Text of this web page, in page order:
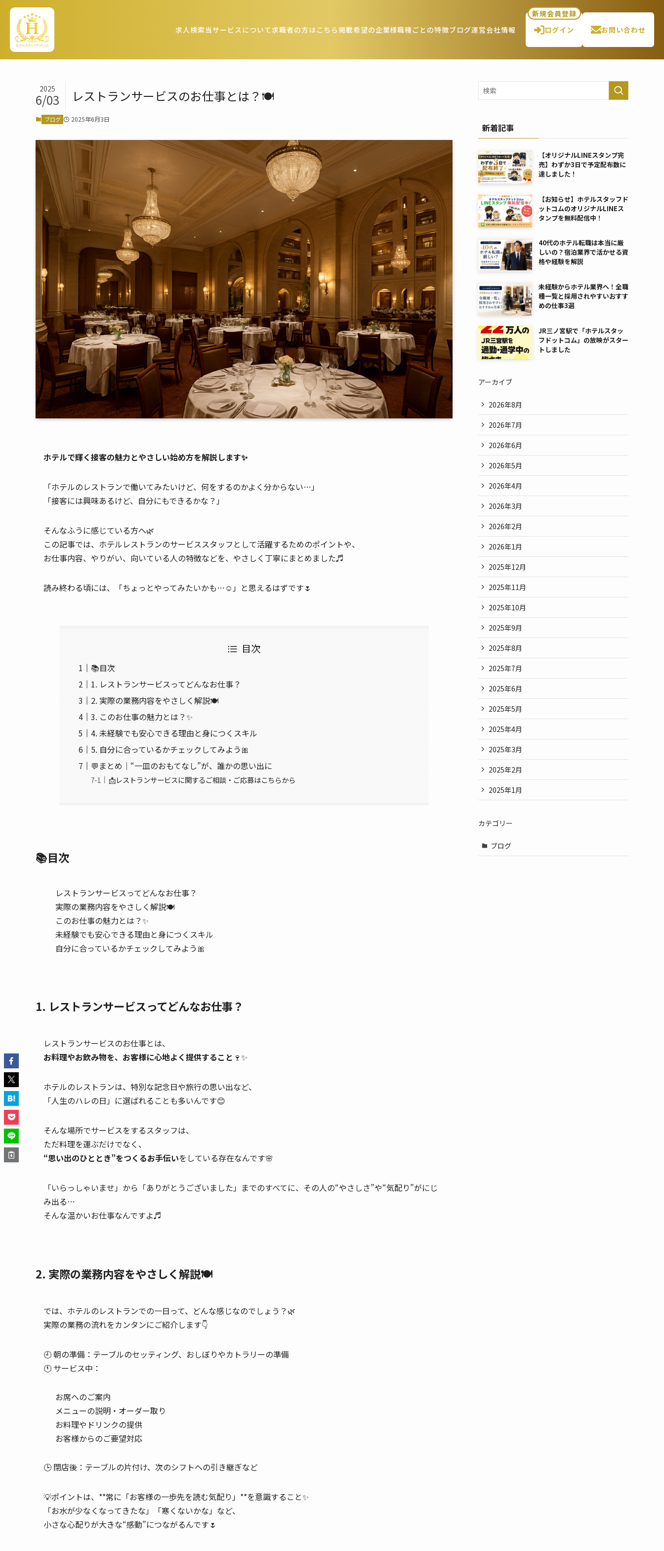
求人検索当サービスについて求職者の方はこちら 掲載希望の企業様職種ごとの特徴ブログ運営会社情報
新規会員登録
ログイン
お問い合わせ
レストランサービスのお仕事とは？🍽
2025
6/03
ブログ 2025年6月3日
ホテルで輝く接客の魅力とやさしい始め方を解説します✨
「ホテルのレストランで働いてみたいけど、何をするのかよく分からない…」
「接客には興味あるけど、自分にもできるかな？」
そんなふうに感じている方へ🌿
この記事では、ホテルレストランのサービススタッフとして活躍するためのポイントや、
お仕事内容、やりがい、向いている人の特徴などを、やさしく丁寧にまとめました♬
読み終わる頃には、「ちょっとやってみたいかも…☺️」と思えるはずです🌷
目次
📚目次
1. レストランサービスってどんなお仕事？
2. 実際の業務内容をやさしく解説🍽
3. このお仕事の魅力とは？✨
4. 未経験でも安心できる理由と身につくスキル
5. 自分に合っているかチェックしてみよう🎀
💬まとめ｜“一皿のおもてなし”が、誰かの思い出に
📩レストランサービスに関するご相談・ご応募はこちらから
📚目次
レストランサービスってどんなお仕事？
実際の業務内容をやさしく解説🍽
このお仕事の魅力とは？✨
未経験でも安心できる理由と身につくスキル
自分に合っているかチェックしてみよう🎀
1. レストランサービスってどんなお仕事？
レストランサービスのお仕事とは、
お料理やお飲み物を、お客様に心地よく提供すること 🍷✨
ホテルのレストランは、特別な記念日や旅行の思い出など、
「人生のハレの日」に選ばれることも多いんです😊
そんな場所でサービスをするスタッフは、
ただ料理を運ぶだけでなく、
“思い出のひととき”をつくるお手伝いをしている存在なんです🌸
「いらっしゃいませ」から「ありがとうございました」までのすべてに、その人の“やさしさ”や“気配り”がにじ
み出る…
そんな温かいお仕事なんですよ♬
2. 実際の業務内容をやさしく解説🍽
では、ホテルのレストランでの一日って、どんな感じなのでしょう？🌿
実際の業務の流れをカンタンにご紹介します👇
🕘 朝の準備：テーブルのセッティング、おしぼりやカトラリーの準備
🕚 サービス中：
お席へのご案内
メニューの説明・オーダー取り
お料理やドリンクの提供
お客様からのご要望対応
🕒 閉店後：テーブルの片付け、次のシフトへの引き継ぎなど
💡ポイントは、**常に「お客様の一歩先を読む気配り」**を意識すること✨
「お水が少なくなってきたな」「寒くないかな」など、
小さな心配りが大きな“感動”につながるんです🌷
新着記事
【オリジナルLINEスタンプ完
売】わずか3日で予定配布数に
達しました！
【お知らせ】ホテルスタッフド
ットコムのオリジナルLINEス
タンプを無料配信中！
40代のホテル転職は本当に厳
しいの？宿泊業界で活かせる資
格や経験を解説
未経験からホテル業界へ！全職
種一覧と採用されやすいおすす
めの仕事3選
JR三ノ宮駅で「ホテルスタッ
フドットコム」の放映がスター
トしました
アーカイブ
2026年8月
2026年7月
2026年6月
2026年5月
2026年4月
2026年3月
2026年2月
2026年1月
2025年12月
2025年11月
2025年10月
2025年9月
2025年8月
2025年7月
2025年6月
2025年5月
2025年4月
2025年3月
2025年2月
2025年1月
カテゴリー
ブログ